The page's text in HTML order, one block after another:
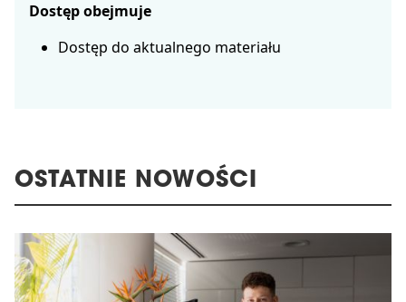
Dostęp obejmuje
Dostęp do aktualnego materiału
OSTATNIE NOWOŚCI